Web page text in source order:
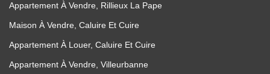
Appartement À Vendre, Rillieux La Pape
Maison À Vendre, Caluire Et Cuire
Appartement À Louer, Caluire Et Cuire
Appartement À Vendre, Villeurbanne